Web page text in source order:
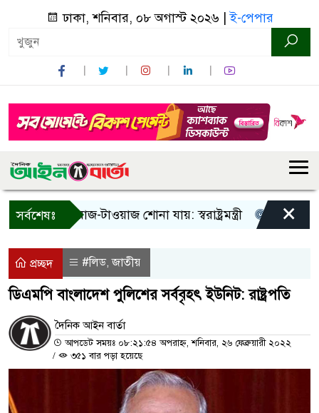
ঢাকা, শনিবার, ০৮ অগাস্ট ২০২৬ |ই-পেপার
সর্বশেষঃ
শুধু আওয়াজ-টাওয়াজ শোনা যায়: স্বরাষ্ট্রমন্ত্রী তিন দিনের
×
প্রচ্ছদ #লিড,জাতীয়
ডিএমপি বাংলাদেশ পুলিশের সর্ববৃহৎ ইউনিট: রাষ্ট্রপতি
দৈনিক আইন বার্তা
আপডেট সময়ঃ ০৮:২১:৫৪ অপরাহ্ন, শনিবার, ২৬ ফেব্রুয়ারী ২০২২
/
৩৫১ বার পড়া হয়েছে